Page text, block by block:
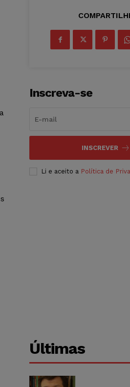
Inscreva-se
INSCREVER
Li e aceito a Política de
Últimas